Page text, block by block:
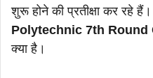
शुरू होने की प्रतीक्षा कर रहे
Polytechnic 7th Round
क्या है।